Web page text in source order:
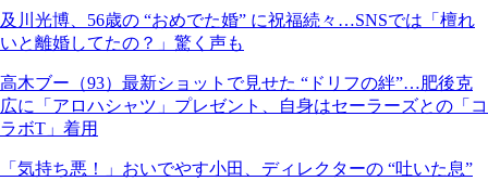
及川光博、56歳の “おめでた婚” に祝福続々…SNSでは「檀れ
いと離婚してたの？」驚く声も
高木ブー（93）最新ショットで見せた “ドリフの絆”…肥後克
広に「アロハシャツ」プレゼント、自身はセーラーズとの「コ
ラボT」着用
「気持ち悪！」おいでやす小田、ディレクターの “吐いた息”